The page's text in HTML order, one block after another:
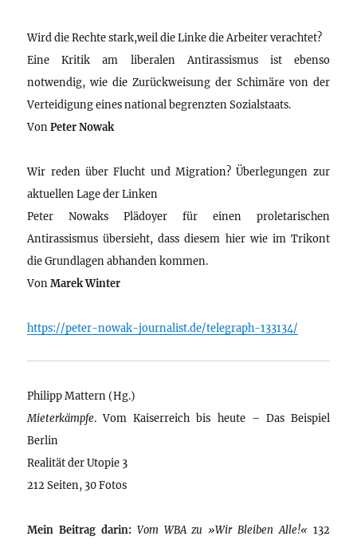
Wird die Rechte stark,weil die Linke die Arbeiter verachtet?
Eine Kritik am liberalen Antirassismus ist ebenso
notwendig, wie die Zurückweisung der Schimäre von der
Verteidigung eines national begrenzten Sozialstaats.
VonPeter Nowak
Wir reden über Flucht und Migration? Überlegungen zur
aktuellen Lage der Linken
Peter Nowaks Plädoyer für einen proletarischen
Antirassismus übersieht, dass diesem hier wie im Trikont
die Grundlagen abhanden kommen.
VonMarek Winter
https://peter-nowak-journalist.de/telegraph-133134/
Philipp Mattern (Hg.)
Mieterkämpfe. Vom Kaiserreich bis heute – Das Beispiel
Berlin
Realität der Utopie 3
212 Seiten, 30 Fotos
Mein Beitrag darin: Vom WBA zu »Wir Bleiben Alle!« 132